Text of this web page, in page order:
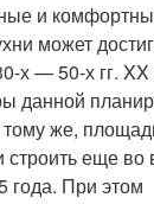
и
может
х — 50-х гг. XX
данной
же,
строить еще
года. При этом